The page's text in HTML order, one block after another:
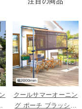
クールサマーオーニン
グ ポーチ ブラッシュ